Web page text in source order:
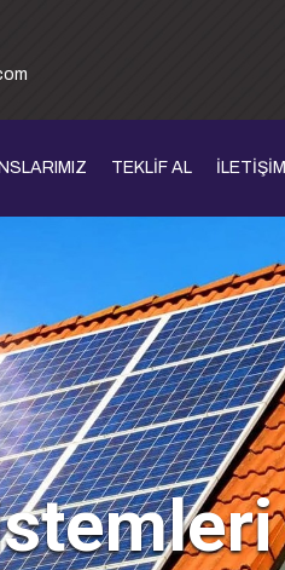
TEKLİF AL İLETİŞİM